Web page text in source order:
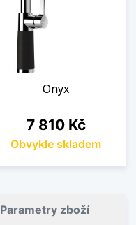
Onyx
Cena
7 810 Kč
Obvykle skladem
Parametry zboží